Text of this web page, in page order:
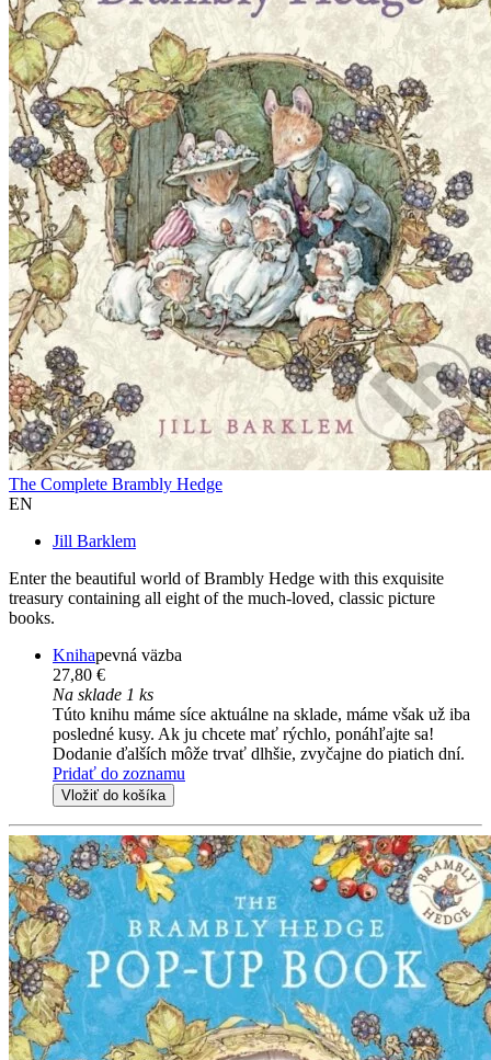
The Complete Brambly Hedge
EN
Jill Barklem
Enter the beautiful world of Brambly Hedge with this exquisite
treasury containing all eight of the much-loved, classic picture
books.
Knihapevná väzba
27,80 €
Na sklade 1 ks
Túto knihu máme síce aktuálne na sklade, máme však už iba
posledné kusy. Ak ju chcete mať rýchlo, ponáhľajte sa!
Dodanie ďalších môže trvať dlhšie, zvyčajne do piatich dní.
Pridať do zoznamu
Vložiť do košíka